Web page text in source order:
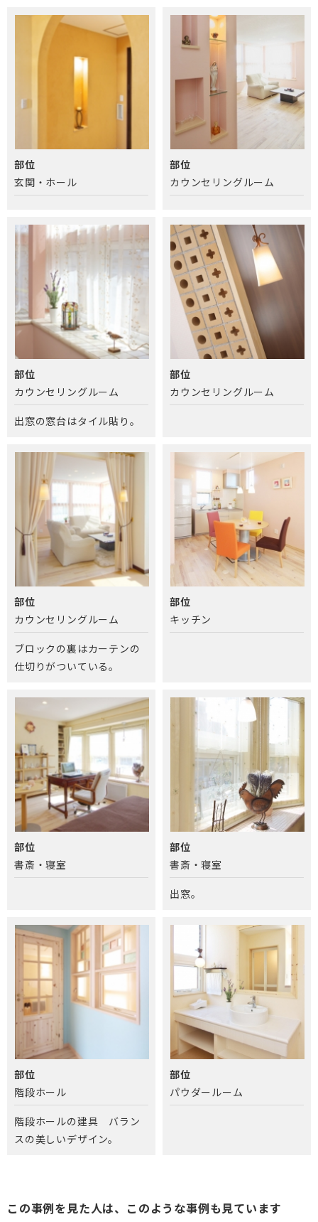
部位
玄関・ホール
部位
カウンセリングルーム
部位
カウンセリングルーム
出窓の窓台はタイル貼り。
部位
カウンセリングルーム
部位
カウンセリングルーム
ブロックの裏はカーテンの
仕切りがついている。
部位
キッチン
部位
書斎・寝室
部位
書斎・寝室
出窓。
部位
階段ホール
階段ホールの建具 バラン
スの美しいデザイン。
部位
パウダールーム
この事例を見た人は、このような事例も見ています